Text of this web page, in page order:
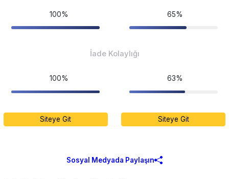
100% 65%
İade Kolaylığı
100% 63%
Siteye Git Siteye Git
Sosyal Medyada Paylaşın